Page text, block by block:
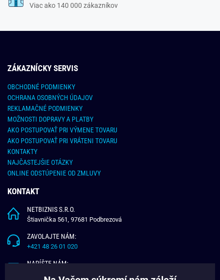
Viac ako 140 000 zákazníkov
ZÁKAZNÍCKY SERVIS
OBCHODNÉ PODMIENKY
OCHRANA OSOBNÝCH ÚDAJOV
REKLAMAČNÉ PODMIENKY
MOŽNOSTI DOPRAVY A PLATBY
AKO POSTUPOVAŤ PRI VÝMENE TOVARU
AKO POSTUPOVAŤ PRI VRÁTENI TOVARU
KONTAKTY
NAJČASTEJŠIE OTÁZKY
ONLINE ODSTÚPENIE OD ZMLUVY
KONTAKT
NETBIZNIS S.R.O.
Štiavnička 561, 97681 Podbrezová
ZAVOLAJTE NÁM:
+421 48 26 01 020
NAPÍŠTE NÁM: